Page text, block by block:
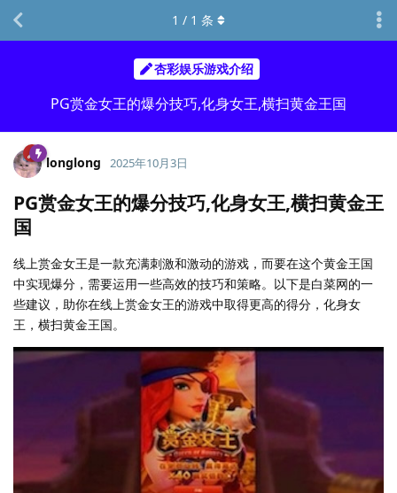
杏彩娱乐游戏介绍
PG赏金女王的爆分技巧,化身女王,横扫黄金王国
1 / 1 条
longlong 2025年10月3日
PG赏金女王的爆分技巧,化身女王,横扫黄金王
国
线上赏金女王是一款充满刺激和激动的游戏，而要在这个黄金王国
中实现爆分，需要运用一些高效的技巧和策略。以下是白菜网的一
些建议，助你在线上赏金女王的游戏中取得更高的得分，化身女
王，横扫黄金王国。